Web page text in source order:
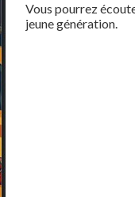
Vous pourrez
jeune génération.